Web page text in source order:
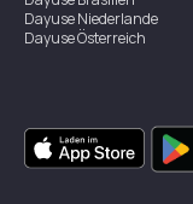
DayuseNiederlande
DayuseÖsterreich
DayuseSingapur
DayuseZweden
DayuseThailand